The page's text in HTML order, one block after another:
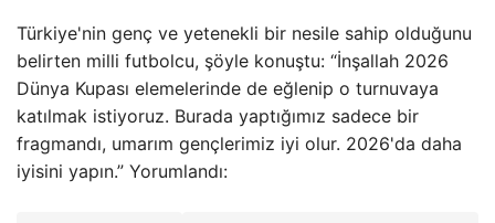
Türkiye'nin genç ve yetenekli bir nesile sahip olduğunu
belirten milli futbolcu, şöyle konuştu: “İnşallah 2026
Dünya Kupası elemelerinde de eğlenip o turnuvaya
katılmak istiyoruz. Burada yaptığımız sadece bir
fragmandı, umarım gençlerimiz iyi olur. 2026'da daha
iyisini yapın.” Yorumlandı: